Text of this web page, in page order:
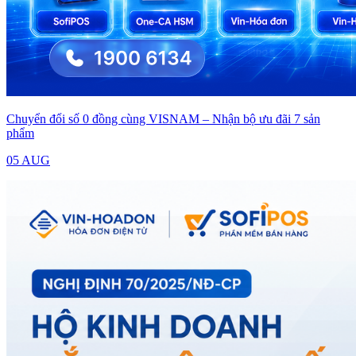
Chuyển đổi số 0 đồng cùng VISNAM – Nhận bộ ưu đãi 7 sản
phẩm
05 AUG